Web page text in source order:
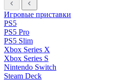
Игровые приставки
PS5
PS5 Pro
PS5 Slim
Xbox Series X
Xbox Series S
Nintendo Switch
Steam Deck